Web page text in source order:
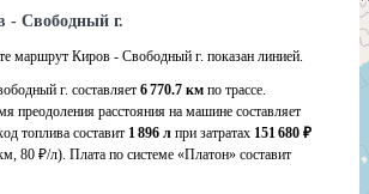
- Свободный г.
маршрут Киров - Свободный г. показан линией.
г. составляет 6 770.7 км по трассе.
преодоления расстояния на машине составляет
топлива составит 1 896 л при затратах 151 680 ₽
80 ₽/л). Плата по системе «Платон» составит